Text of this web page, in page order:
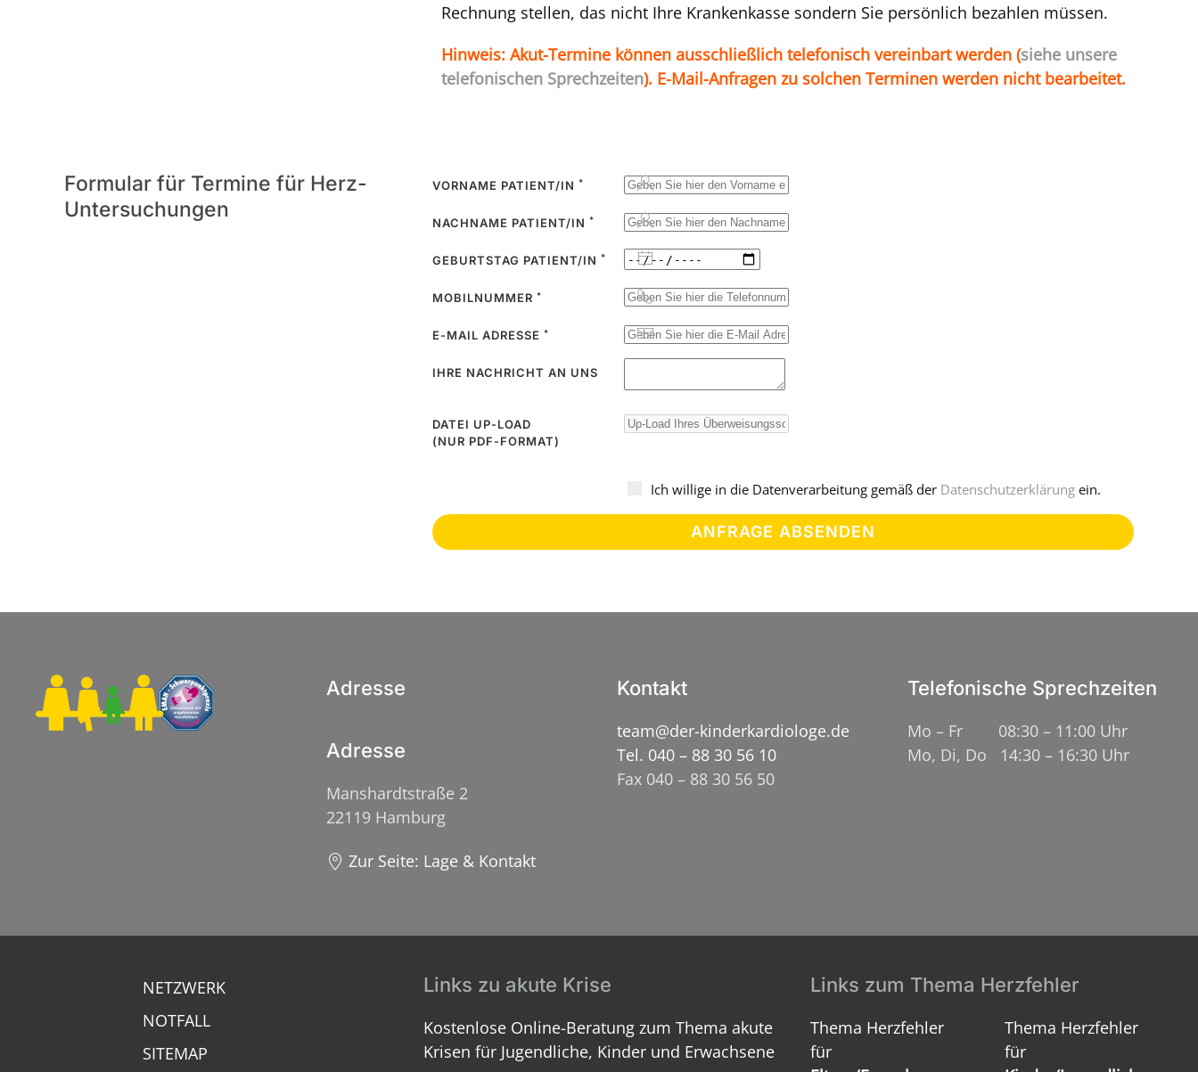
Rechnung stellen, das nicht Ihre Krankenkasse sondern Sie persönlich bezahlen müssen.
Hinweis: Akut-Termine können ausschließlich telefonisch vereinbart werden (siehe unsere
telefonischen Sprechzeiten). E-Mail-Anfragen zu solchen Terminen werden nicht bearbeitet.
Formular für Termine für Herz-
Untersuchungen
VORNAME PATIENT/IN *
NACHNAME PATIENT/IN *
GEBURTSTAG PATIENT/IN *
MOBILNUMMER *
E-MAIL ADRESSE *
IHRE NACHRICHT AN UNS
DATEI UP-LOAD
(NUR PDF-FORMAT)
Ich willige in die Datenverarbeitung gemäß der Datenschutzerklärung ein.
ANFRAGE ABSENDEN
Adresse
Adresse
Manshardtstraße 2
22119 Hamburg
Zur Seite: Lage & Kontakt
Kontakt
team@der-kinderkardiologe.de
Tel. 040 – 88 30 56 10
Fax 040 – 88 30 56 50
Telefonische Sprechzeiten
Mo – Fr 08:30 – 11:00 Uhr
Mo, Di, Do 14:30 – 16:30 Uhr
NETZWERK
NOTFALL
SITEMAP
Links zu akute Krise
Kostenlose Online-Beratung zum Thema akute
Krisen für Jugendliche, Kinder und Erwachsene
Links zum Thema Herzfehler
Thema Herzfehler
für
Thema Herzfehler
für